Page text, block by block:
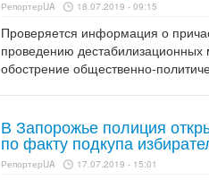
РепортерUA 18.07.2019 - 09:15
Проверяется информация о
проведению
обострение общественно-
В Запорожье полиция
по факту подкупа
РепортерUA 17.07.2019 - 15:01